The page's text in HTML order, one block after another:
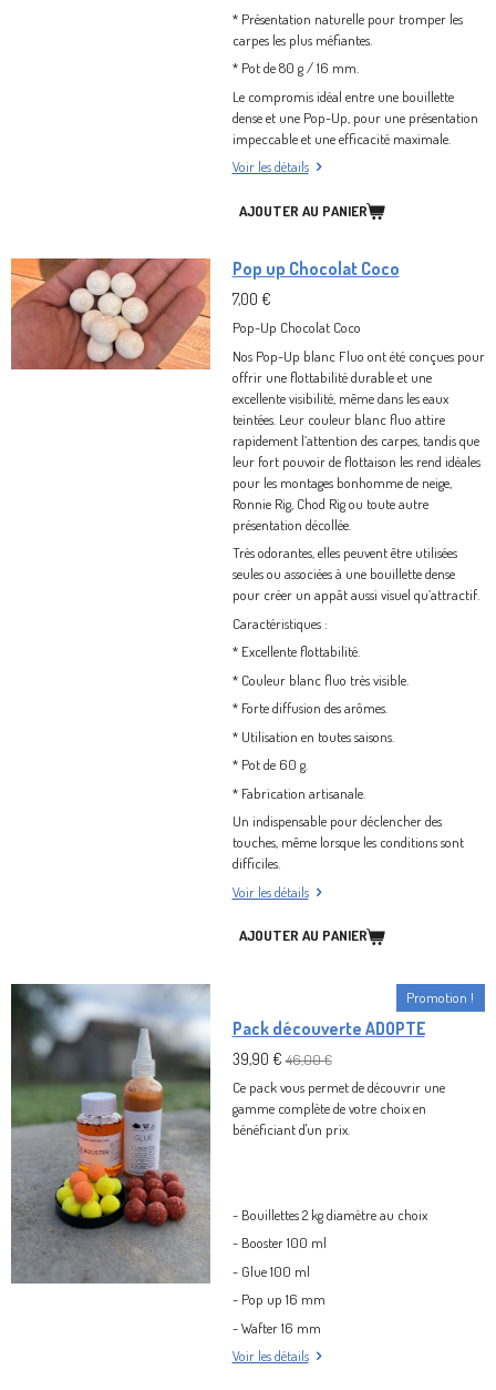
* Présentation naturelle pour tromper les
carpes les plus méfiantes.
* Pot de 80 g / 16 mm.
Le compromis idéal entre une bouillette
dense et une Pop-Up, pour une présentation
impeccable et une efficacité maximale.
Voir les détails
AJOUTER AU PANIER
Pop up Chocolat Coco
7,00 €
Pop-Up Chocolat Coco
Nos Pop-Up blanc Fluo ont été conçues pour
offrir une flottabilité durable et une
excellente visibilité, même dans les eaux
teintées. Leur couleur blanc fluo attire
rapidement l’attention des carpes, tandis que
leur fort pouvoir de flottaison les rend idéales
pour les montages bonhomme de neige,
Ronnie Rig, Chod Rig ou toute autre
présentation décollée.
Très odorantes, elles peuvent être utilisées
seules ou associées à une bouillette dense
pour créer un appât aussi visuel qu’attractif.
Caractéristiques :
* Excellente flottabilité.
* Couleur blanc fluo très visible.
* Forte diffusion des arômes.
* Utilisation en toutes saisons.
* Pot de 60 g.
* Fabrication artisanale.
Un indispensable pour déclencher des
touches, même lorsque les conditions sont
difficiles.
Voir les détails
AJOUTER AU PANIER
Promotion !
Pack découverte ADOPTE
39,90 € 46,00 €
Ce pack vous permet de découvrir une
gamme complète de votre choix en
bénéficiant d'un prix.
- Bouillettes 2 kg diamètre au choix
- Booster 100 ml
- Glue 100 ml
- Pop up 16 mm
- Wafter 16 mm
Voir les détails